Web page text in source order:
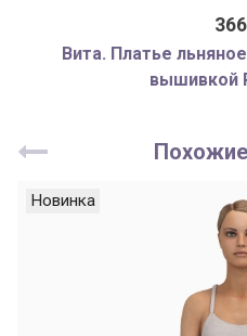
Вита. Платье
вышивкой
Новинка